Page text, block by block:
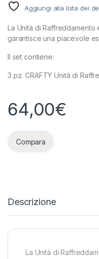
Aggiungi alla lista dei
La Unità di
garantisce una piacevole
Il set contiene:
3 pz. CRAFTY Unità di
64,00€
Compara
Descrizione
La Unità di